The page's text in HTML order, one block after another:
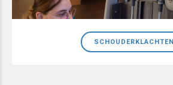
SCHOUDERKLACHTEN